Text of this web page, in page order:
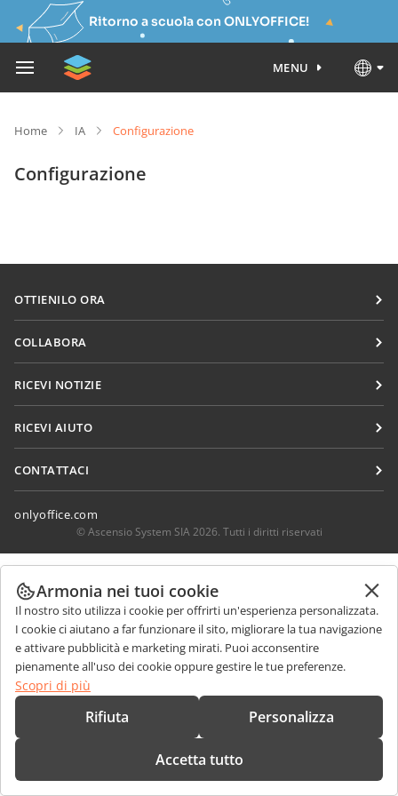
Ritorno a scuola con ONLYOFFICE!
MENU
Home IA Configurazione
Configurazione
OTTIENILO ORA
Workspace
App desktop
App mobili
COLLABORA
Per gli influencer
RICEVI NOTIZIE
RICEVI AIUTO
Webinar
Ordina demo
CONTATTACI
Richieste per i partner partners@onlyoffice.com
Richieste stampapress@onlyoffice.com
Richiedi una chiamata
onlyoffice.com
© Ascensio System SIA 2026. Tutti i diritti riservati
Armonia nei tuoi cookie
Il nostro sito utilizza i cookie per offrirti un'esperienza personalizzata.
I cookie ci aiutano a far funzionare il sito, migliorare la tua navigazione
e attivare pubblicità e marketing mirati. Puoi acconsentire
pienamente all'uso dei cookie oppure gestire le tue preferenze.
Scopri di più
Rifiuta Personalizza
Accetta tutto